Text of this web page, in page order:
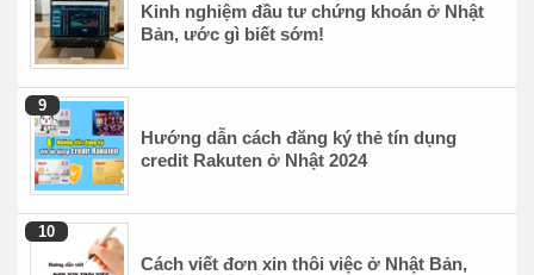
Kinh nghiệm đầu tư chứng khoán ở Nhật
Bản, ước gì biết sớm!
Hướng dẫn cách đăng ký thẻ tín dụng
credit Rakuten ở Nhật 2024
Cách viết đơn xin thôi việc ở Nhật Bản,